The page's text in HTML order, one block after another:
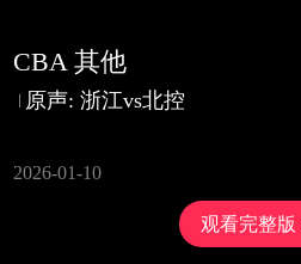
CBA 其他
原声: 浙江vs北控
2026-01-10
观看完整版